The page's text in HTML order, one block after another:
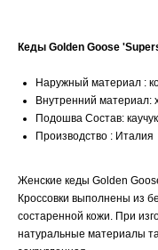
Кеды Golden Goose
Наружный материал :
Внутренний материал:
Подошва Состав:
Производство : Италия
Женские кеды Golden
Кроссовки выполнены из
состаренной кожи. При
натуральные материалы